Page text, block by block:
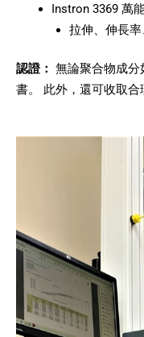
Instron 3369 萬
拉伸、伸長
認證： 無論聚合物成
書。 此外，還可收取合